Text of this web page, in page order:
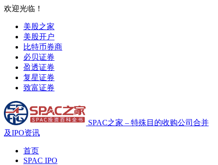
欢迎光临！
美股之家
美股开户
比特币券商
必贝证券
盈透证券
复星证券
致富证券
SPAC之家 – 特殊目的收购公司合并
及IPO资讯
首页
SPAC IPO